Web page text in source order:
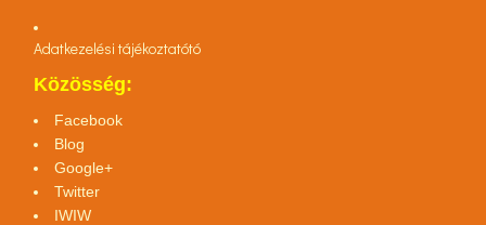
Adatkezelési tájékoztatótó
Közösség:
Facebook
Blog
Google+
Twitter
IWIW